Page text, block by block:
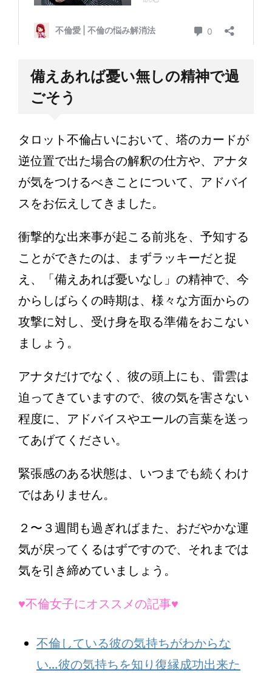
備えあれば憂い無しの精神で過
ごそう
タロット不倫占いにおいて、塔のカードが
逆位置で出た場合の解釈の仕方や、アナタ
が気をつけるべきことについて、アドバイ
スをお伝えしてきました。
衝撃的な出来事が起こる前兆を、予知する
ことができたのは、まずラッキーだと捉
え、「備えあれば憂いなし」の精神で、今
からしばらくの時期は、様々な方面からの
攻撃に対し、受け身を取る準備をおこない
ましょう。
アナタだけでなく、彼の頭上にも、雷雲は
迫ってきていますので、彼の気を害さない
程度に、アドバイスやエールの言葉を送っ
てあげてください。
緊張感のある状態は、いつまでも続くわけ
ではありません。
２〜３週間も過ぎればまた、おだやかな運
気が戻ってくるはずですので、それまでは
気を引き締めていましょう。
♥不倫女子にオススメの記事♥
不倫している彼の気持ちがわからな
い…彼の気持ちを知り復縁成功出来た